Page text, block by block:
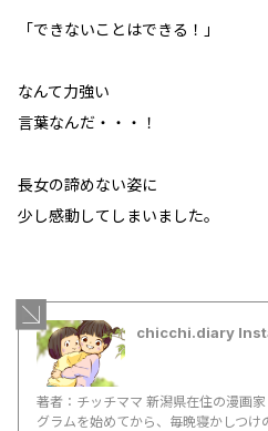
「できないことはできる！」
なんて力強い
言葉なんだ・・・！
長女の諦めない姿に
少し感動してしまいました。
chicchi.diary
著者：チッチママ 新潟県在住の漫画
グラムを始めてから、毎晩寝かしつ